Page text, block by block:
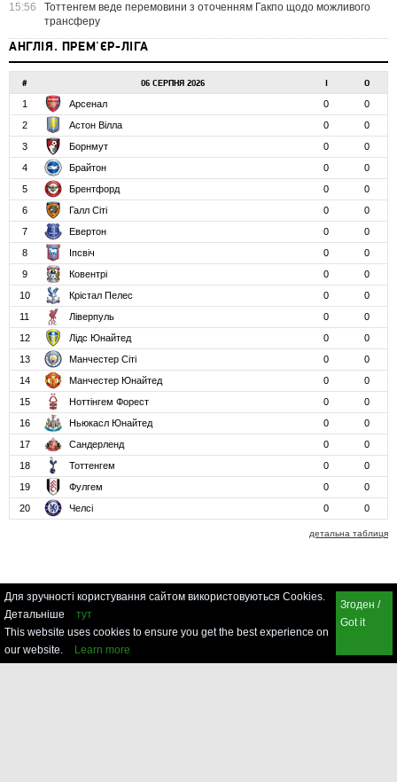
15:56
Тоттенгем веде перемовини з оточенням Гакпо щодо можливого
трансферу
АНГЛІЯ. ПРЕМ'ЄР-ЛІГА
# 06 СЕРПНЯ 2026 І О
1 Арсенал 0
0
2
Астон Вілла 0
0
3
Борнмут 0
0
4
Брайтон 0
0
5
Брентфорд 0
0
6
Галл Сіті 0
0
7
Евертон 0
0
8
Іпсвіч 0
0
9
Ковентрі 0
0
10
Крістал Пелес 0
0
11
Ліверпуль 0
0
12
Лідс Юнайтед 0
0
13
Манчестер Сіті 0
0
14
Манчестер Юнайтед 0
0
15
Ноттінгем Форест 0
0
16
Ньюкасл Юнайтед 0
0
17
Сандерленд 0
0
18
Тоттенгем 0
0
19
Фулгем 0
0
20
Челсі 0 0
детальна таблиця
Для зручності користування сайтом використовуються Cookies.
Детальніше
тут
This website uses cookies to ensure you get the best experience on
our website.
Learn more
Згоден /
Got it